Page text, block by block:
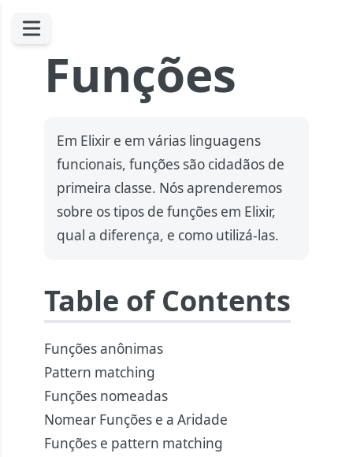
Funções
Em Elixir e em várias linguagens
funcionais, funções são cidadãos de
primeira classe. Nós aprenderemos
sobre os tipos de funções em Elixir,
qual a diferença, e como utilizá-las.
Table of Contents
Funções anônimas
Pattern matching
Funções nomeadas
Nomear Funções e a Aridade
Funções e pattern matching